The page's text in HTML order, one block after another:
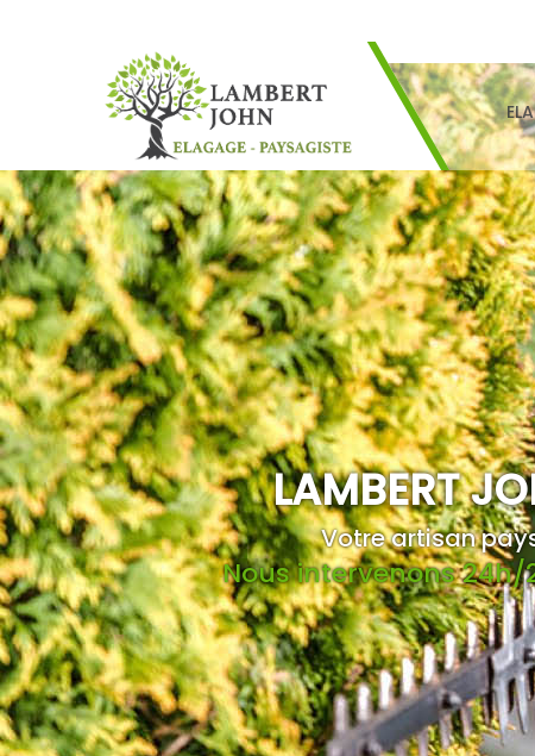
LAMBERT
Votre artisan
Nous intervenons